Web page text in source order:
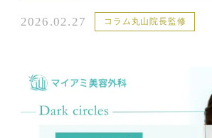
2026.02.27 コラム丸山院長監修